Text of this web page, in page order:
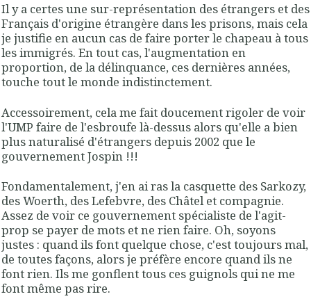
Il y a certes une sur-représentation des étrangers et des
Français d'origine étrangère dans les prisons, mais cela
je justifie en aucun cas de faire porter le chapeau à tous
les immigrés. En tout cas, l'augmentation en
proportion, de la délinquance, ces dernières années,
touche tout le monde indistinctement.
Accessoirement, cela me fait doucement rigoler de voir
l'UMP faire de l'esbroufe là-dessus alors qu'elle a bien
plus naturalisé d'étrangers depuis 2002 que le
gouvernement Jospin !!!
Fondamentalement, j'en ai ras la casquette des Sarkozy,
des Woerth, des Lefebvre, des Châtel et compagnie.
Assez de voir ce gouvernement spécialiste de l'agit-
prop se payer de mots et ne rien faire. Oh, soyons
justes : quand ils font quelque chose, c'est toujours mal,
de toutes façons, alors je préfère encore quand ils ne
font rien. Ils me gonflent tous ces guignols qui ne me
font même pas rire.